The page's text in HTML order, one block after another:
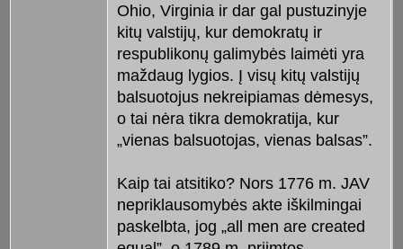
Ohio, Virginia ir dar gal pustuzinyje
kitų valstijų, kur demokratų ir
respublikonų galimybės laimėti yra
maždaug lygios. Į visų kitų valstijų
balsuotojus nekreipiamas dėmesys,
o tai nėra tikra demokratija, kur
„vienas balsuotojas, vienas balsas”.
Kaip tai atsitiko? Nors 1776 m. JAV
nepriklausomybės akte iškilmingai
paskelbta, jog „all men are created